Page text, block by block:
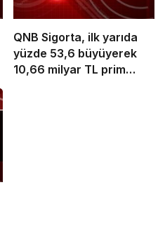
QNB Sigorta, ilk yarıda
yüzde 53,6 büyüyerek
10,66 milyar TL prim